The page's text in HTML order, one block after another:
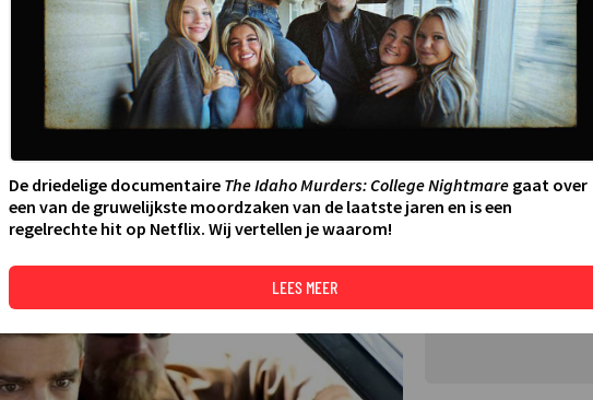
voor het eerst kennis met echte
2024 14:45·LAATSTE UPDATE:22-08-24 22:29
©
De driedelige documentaire The Idaho Murders: College Nightmaregaat over
een van de gruwelijkste moordzaken van de laatste jaren en is een
regelrechte hit op Netflix. Wij vertellen je waarom!
LEES MEER